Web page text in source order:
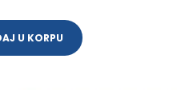
U KORPU